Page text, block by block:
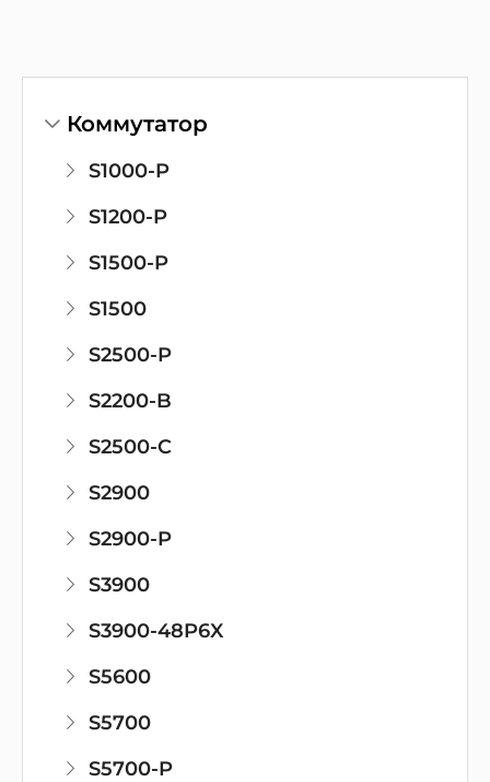
Коммутатор
S1000-P
S1200-P
S1500-P
S1500
S2500-P
S2200-B
S2500-C
S2900
S2900-P
S3900
S3900-48P6X
S5600
S5700
S5700-P